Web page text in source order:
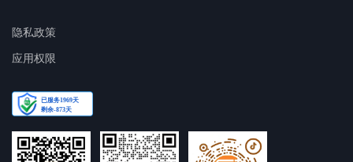
隐私政策
应用权限